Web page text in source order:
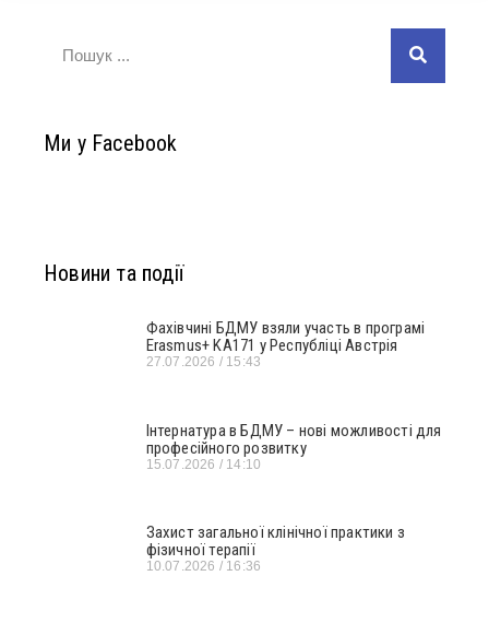
Ми у Facebook
Новини та події
Фахівчині БДМУ взяли участь в програмі
Erasmus+ KA171 у Республіці Австрія
27.07.2026 15:43
Інтернатура в БДМУ – нові можливості для
професійного розвитку
15.07.2026 14:10
Захист загальної клінічної практики з
фізичної терапії
10.07.2026 16:36